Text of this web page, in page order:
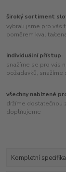
široký sortiment
vybrali jsme pro vás
poměrem kvalita/
individuální přístup
snažíme se pro vás
požadavků, snažíme
všechny nabízené
držíme dostatečnou
doplňujeme
Kompletní